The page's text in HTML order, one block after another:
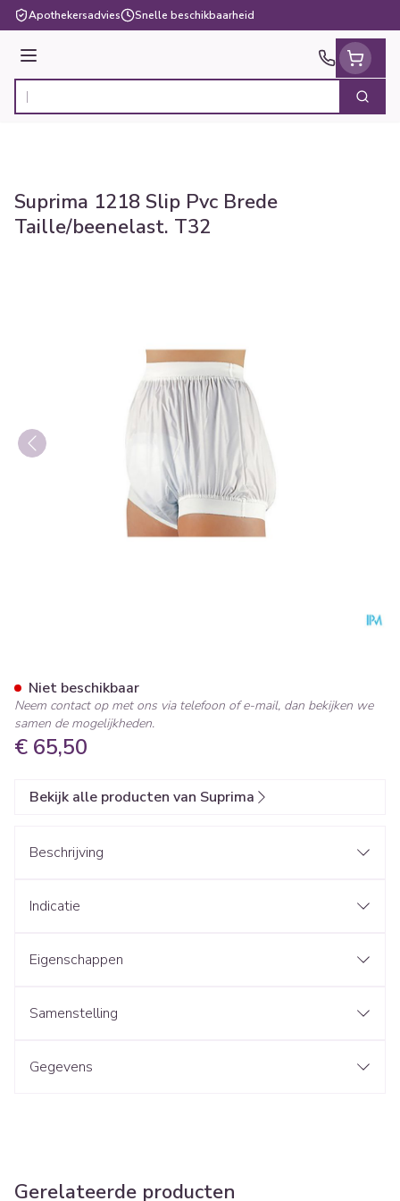
Ga naar de inhoud
Apothekersadvies Snelle beschikbaarheid
Menu
Product, merk, categorie... Zoek
Suprima 1218 Slip Pvc Brede
Taille/beenelast. T32
€ 65,50
Niet beschikbaar
Neem contact op met ons via telefoon of e-mail, dan bekijken we
samen de mogelijkheden.
Bekijk alle producten van Suprima
Beschrijving
Indicatie
Eigenschappen
Samenstelling
Gegevens
Gerelateerde producten